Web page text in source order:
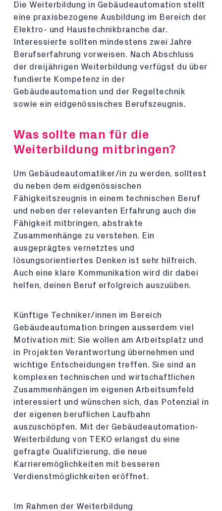
Die Weiterbildung in Gebäudeautomation stellt
eine praxisbezogene Ausbildung im Bereich der
Elektro- und Haustechnikbranche dar.
Interessierte sollten mindestens zwei Jahre
Berufserfahrung vorweisen. Nach Abschluss
der dreijährigen Weiterbildung verfügst du über
fundierte Kompetenz in der
Gebäudeautomation und der Regeltechnik
sowie ein eidgenössisches Berufszeugnis.
Was sollte man für die
Weiterbildung mitbringen?
Um Gebäudeautomatiker/in zu werden, solltest
du neben dem eidgenössischen
Fähigkeitszeugnis in einem technischen Beruf
und neben der relevanten Erfahrung auch die
Fähigkeit mitbringen, abstrakte
Zusammenhänge zu verstehen. Ein
ausgeprägtes vernetztes und
lösungsorientiertes Denken ist sehr hilfreich.
Auch eine klare Kommunikation wird dir dabei
helfen, deinen Beruf erfolgreich auszuüben.
Künftige Techniker/innen im Bereich
Gebäudeautomation bringen ausserdem viel
Motivation mit: Sie wollen am Arbeitsplatz und
in Projekten Verantwortung übernehmen und
wichtige Entscheidungen treffen. Sie sind an
komplexen technischen und wirtschaftlichen
Zusammenhängen im eigenen Arbeitsumfeld
interessiert und wünschen sich, das Potenzial in
der eigenen beruflichen Laufbahn
auszuschöpfen. Mit der Gebäudeautomation-
Weiterbildung von TEKO erlangst du eine
gefragte Qualifizierung, die neue
Karrieremöglichkeiten mit besseren
Verdienstmöglichkeiten eröffnet.
Im Rahmen der Weiterbildung